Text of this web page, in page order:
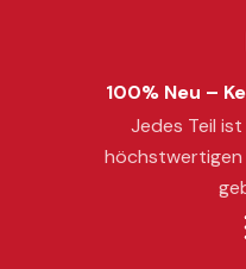
100% Neu –
Jedes Teil
höchstwertigen